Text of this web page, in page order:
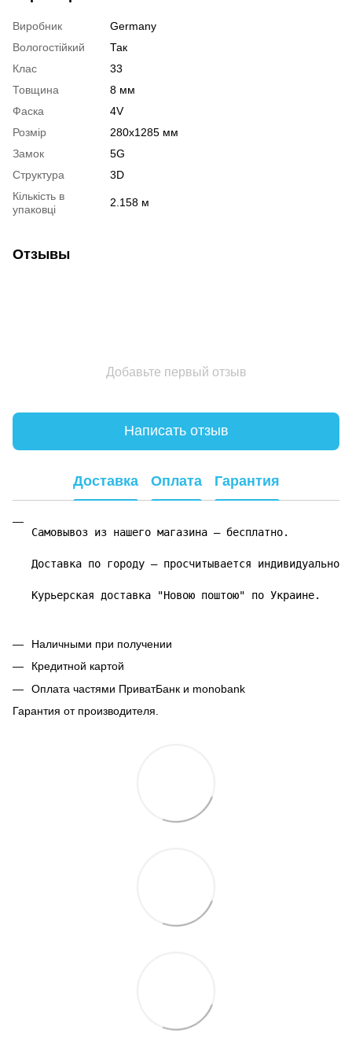
Виробник
Germany
Вологостійкий
Так
Клас
33
Товщина
8 мм
Фаска
4V
Розмір
280х1285 мм
Замок
5G
Структура
3D
Кількість в
упаковці
2.158 м
Отзывы
Добавьте первый отзыв
Написать отзыв
Доставка Оплата Гарантия
Самовывоз из нашего магазина – бесплатно.
Доставка по городу – просчитывается индивидуально.
Курьерская доставка "Новою поштою" по Украине.
Наличными при получении
Кредитной картой
Оплата частями ПриватБанк и monobank
Гарантия от производителя.